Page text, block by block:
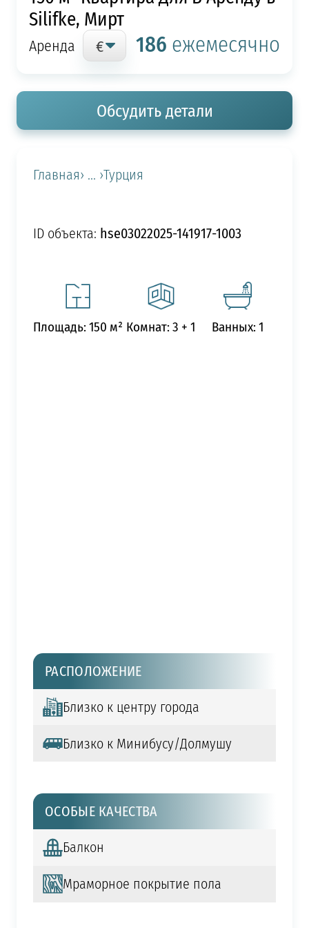
Silifke, Мирт
Аренда 186 ежемесячно
Обсудить детали
Главная› ... ›Турция
ID объекта: hse03022025-141917-1003
Площадь: 150 м² Комнат: 3 + 1 Ванных: 1
РАСПОЛОЖЕНИЕ
Близко к центру города
Близко к Минибусу/Долмушу
ОСОБЫЕ КАЧЕСТВА
Балкон
Мраморное покрытие пола